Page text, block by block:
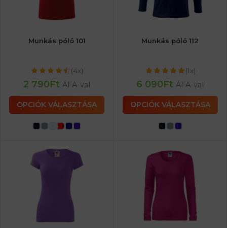
Munkás póló 101
(4x)
2 790Ft ÁFA-val
OPCIÓK VÁLASZTÁSA
Munkás póló 112
(1x)
6 090Ft ÁFA-val
OPCIÓK VÁLASZTÁSA